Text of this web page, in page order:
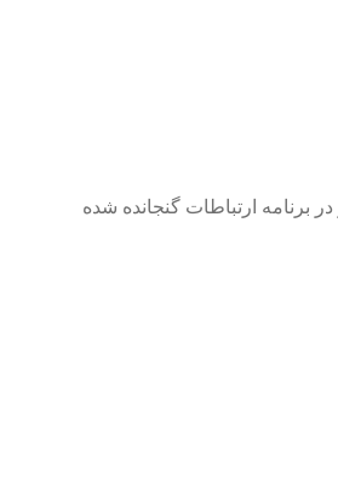
برنامه ارتباطات گنجانده شده